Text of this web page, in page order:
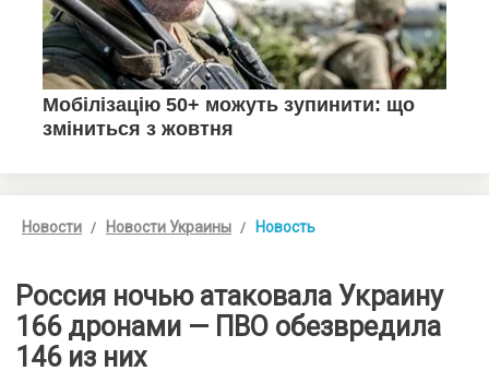
Новости Новости Украины Новость
Россия ночью атаковала Украину
166 дронами — ПВО обезвредила
146 из них